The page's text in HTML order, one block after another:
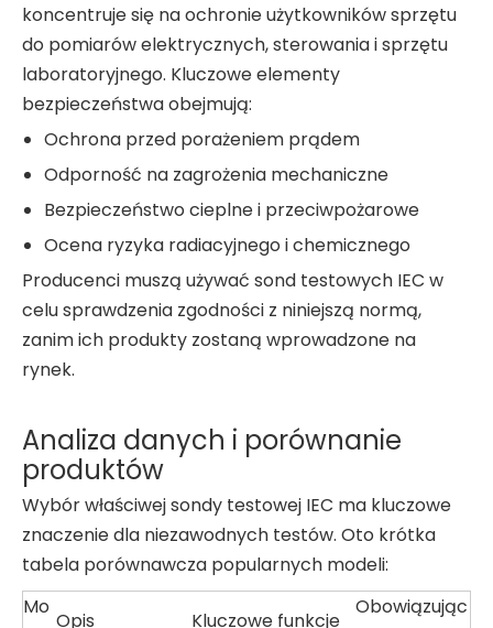
koncentruje się na ochronie użytkowników sprzętu
do pomiarów elektrycznych, sterowania i sprzętu
laboratoryjnego. Kluczowe elementy
bezpieczeństwa obejmują:
Ochrona przed porażeniem prądem
Odporność na zagrożenia mechaniczne
Bezpieczeństwo cieplne i przeciwpożarowe
Ocena ryzyka radiacyjnego i chemicznego
Producenci muszą używać sond testowych IEC w
celu sprawdzenia zgodności z niniejszą normą,
zanim ich produkty zostaną wprowadzone na
rynek.
Analiza danych i porównanie
produktów
Wybór właściwej sondy testowej IEC ma kluczowe
znaczenie dla niezawodnych testów. Oto krótka
tabela porównawcza popularnych modeli:
Mo
Opis Kluczowe funkcje
Obowiązując